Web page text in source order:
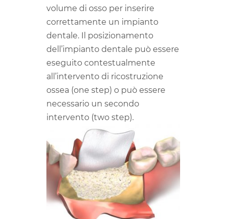
volume di osso per inserire
correttamente un impianto
dentale. Il posizionamento
dell’impianto dentale può essere
eseguito contestualmente
all’intervento di ricostruzione
ossea (one step) o può essere
necessario un secondo
intervento (two step).